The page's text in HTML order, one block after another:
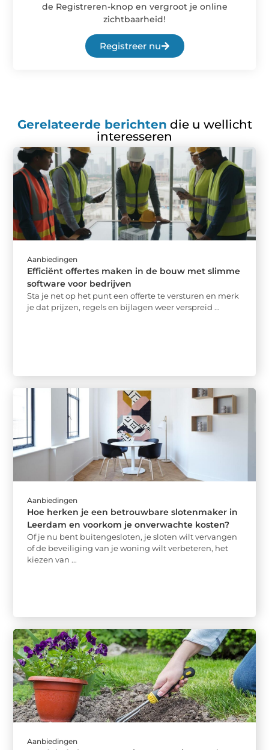
de Registreren-knop en vergroot je online
zichtbaarheid!
Registreer nu
Gerelateerde berichten die u wellicht
interesseren
Aanbiedingen
Efficiënt offertes maken in de bouw met slimme
software voor bedrijven
Sta je net op het punt een offerte te versturen en merk
je dat prijzen, regels en bijlagen weer verspreid ...
Aanbiedingen
Hoe herken je een betrouwbare slotenmaker in
Leerdam en voorkom je onverwachte kosten?
Of je nu bent buitengesloten, je sloten wilt vervangen
of de beveiliging van je woning wilt verbeteren, het
kiezen van ...
Aanbiedingen